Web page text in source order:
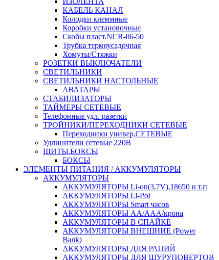
КАБЕЛЬ КАНАЛ
Колодки клеммные
Коробки установочные
Скобы пласт.NCR-06-50
Трубка термоусадочная
Хомуты/Стяжки
РОЗЕТКИ ВЫКЛЮЧАТЕЛИ
СВЕТИЛЬНИКИ
СВЕТИЛЬНИКИ НАСТОЛЬНЫЕ
АВАТАРЫ
СТАБИЛИЗАТОРЫ
ТАЙМЕРЫ СЕТЕВЫЕ
Телефонные удл. разетки
ТРОЙНИКИ/ПЕРЕХОДНИКИ СЕТЕВЫЕ
Переходники универ,СЕТЕВЫЕ
Удлинители сетевые 220В
ЩИТЫ,БОКСЫ
БОКСЫ
ЭЛЕМЕНТЫ ПИТАНИЯ / АККУМУЛЯТОРЫ
АККУМУЛЯТОРЫ
АККУМУЛЯТОРЫ Li-on(3,7V),18650 и т.п
АККУМУЛЯТОРЫ Li-Pol
АККУМУЛЯТОРЫ Smart часов
АККУМУЛЯТОРЫ АА/ААА/крона
АККУМУЛЯТОРЫ В СПАЙКЕ
АККУМУЛЯТОРЫ ВНЕШНИЕ (Power
Bank)
АККУМУЛЯТОРЫ ДЛЯ РАЦИЙ
АККУМУЛЯТОРЫ ДЛЯ ШУРУПОВЕРТОВ